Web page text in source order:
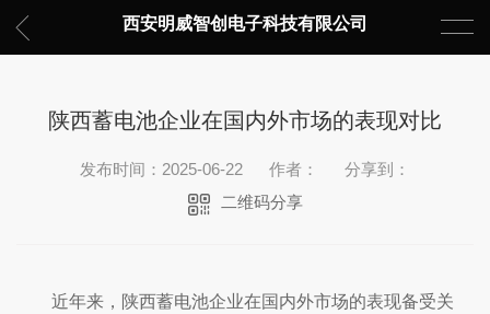
西安明威智创电子科技有限公司
陕西蓄电池企业在国内外市场的表现对比
发布时间：2025-06-22 作者：
分享到：
二维码分享
近年来，陕西蓄电池企业在国内外市场的表现备受关